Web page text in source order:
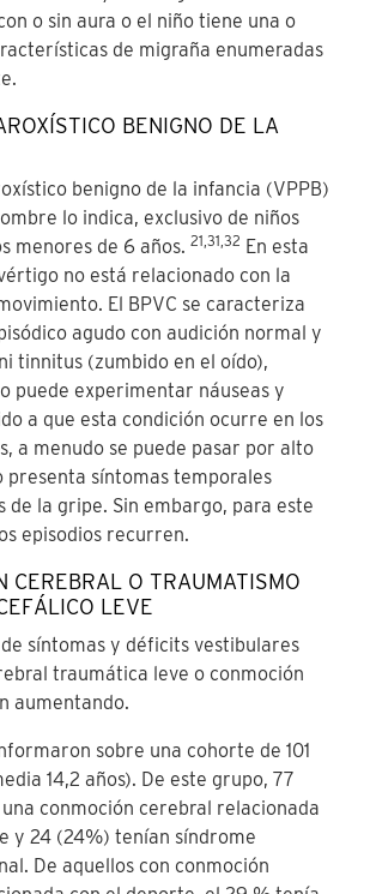
o sin aura o el niño tiene una o
de migraña enumeradas
BENIGNO DE LA
benigno de la infancia (VPPB)
lo indica, exclusivo de niños
menores de 6 años.21,31,32 En esta
no está relacionado con la
El BPVC se caracteriza
agudo con audición normal y
tinnitus (zumbido en el oído),
puede experimentar náuseas y
a que esta condición ocurre en los
a menudo se puede pasar por alto
presenta síntomas temporales
de la gripe. Sin embargo, para este
episodios recurren.
CEREBRAL O TRAUMATISMO
LEVE
síntomas y déficits vestibulares
traumática leve o conmoción
aumentando.
sobre una cohorte de 101
14,2 años). De este grupo, 77
conmoción cerebral relacionada
y 24 (24%) tenían síndrome
. De aquellos con conmoción